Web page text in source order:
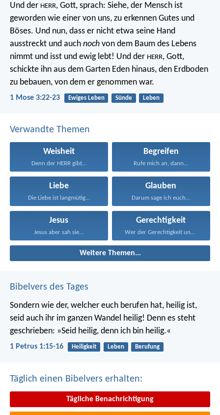
Und der HERR, Gott, sprach: Siehe, der Mensch ist
geworden wie einer von uns, zu erkennen Gutes und
Böses. Und nun, dass er nicht etwa seine Hand
ausstreckt und auch noch von dem Baum des Lebens
nimmt und isst und ewig lebt! Und der HERR, Gott,
schickte ihn aus dem Garten Eden hinaus, den Erdboden
zu bebauen, von dem er genommen war.
1 Mose 3:22-23 Ewiges Leben Sünde Leben
Verwandte Themen
Weisheit
Denn der HERR gibt...
Begreifen
Rufe mich an, dann...
Liebe
Die Liebe ist langmütig...
Glauben
Darum sage ich euch...
Jesus
Jesus aber sah sie...
Gerechtigkeit
Wer der Gerechtigkeit und...
Weitere Themen...
Bibelvers des Tages
Sondern wie der, welcher euch berufen hat, heilig ist,
seid auch ihr im ganzen Wandel heilig! Denn es steht
geschrieben: »Seid heilig, denn ich bin heilig.«
1 Petrus 1:15-16 Heiligkeit Leben Berufung
Täglich einen Bibelvers erhalten:
Tägliche Benachrichtigung